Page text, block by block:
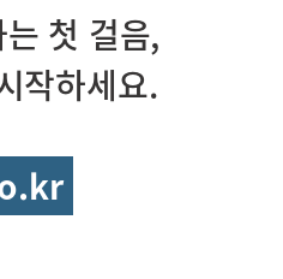
첫 걸음,
작하세요.